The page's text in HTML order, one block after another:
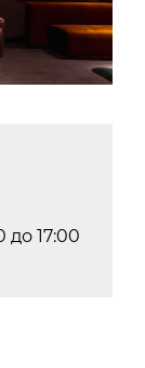
до 17:00